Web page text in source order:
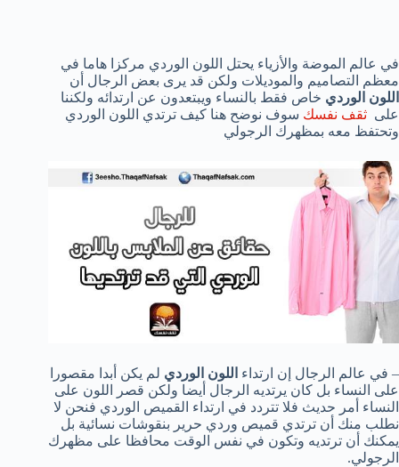
في عالم الموضة والأزياء يحتل اللون الوردي مركزا هاما في
معظم التصاميم والموديلات ولكن قد يرى بعض الرجال أن
اللون الوردي خاص فقط بالنساء ويبتعدون عن ارتدائه ولكننا
على ثقف نفسك سوف نوضح هنا كيف ترتدي اللون الوردي
وتحتفظ معه بمظهرك الرجولي
– في عالم الرجال إن ارتداء اللون الوردي لم يكن أبدا مقصورا
على النساء بل كان يرتديه الرجال أيضا ولكن قصر اللون على
النساء أمر حديث فلا تتردد في ارتداء القميص الوردي فنحن لا
نطلب منك أن ترتدي قميص وردي حرير بنقوشات نسائية بل
يمكنك أن ترتديه وتكون في نفس الوقت محافظا على مظهرك
الرجولي.